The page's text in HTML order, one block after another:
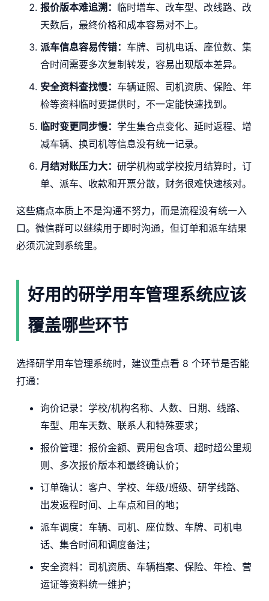
报价版本难追溯： 临时增车、改车型、改线路、改
天数后，最终价格和成本容易对不上。
派车信息容易传错： 车牌、司机电话、座位数、集
合时间需要多次复制转发，容易出现版本差异。
安全资料查找慢： 车辆证照、司机资质、保险、年
检等资料临时要提供时，不一定能快速找到。
临时变更同步慢： 学生集合点变化、延时返程、增
减车辆、换司机等信息没有统一记录。
月结对账压力大： 研学机构或学校按月结算时，订
单、派车、收款和开票分散，财务很难快速核对。
这些痛点本质上不是沟通不努力，而是流程没有统一入
口。微信群可以继续用于即时沟通，但订单和派车结果
必须沉淀到系统里。
好用的研学用车管理系统应该
覆盖哪些环节
选择研学用车管理系统时，建议重点看 8 个环节是否能
打通：
询价记录：学校/机构名称、人数、日期、线路、
车型、用车天数、联系人和特殊要求；
报价管理：报价金额、费用包含项、超时超公里规
则、多次报价版本和最终确认价；
订单确认：客户、学校、年级/班级、研学线路、
出发返程时间、上车点和目的地；
派车调度：车辆、司机、座位数、车牌、司机电
话、集合时间和调度备注；
安全资料：司机资质、车辆档案、保险、年检、营
运证等资料统一维护；